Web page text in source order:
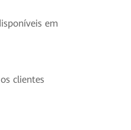
em
clientes